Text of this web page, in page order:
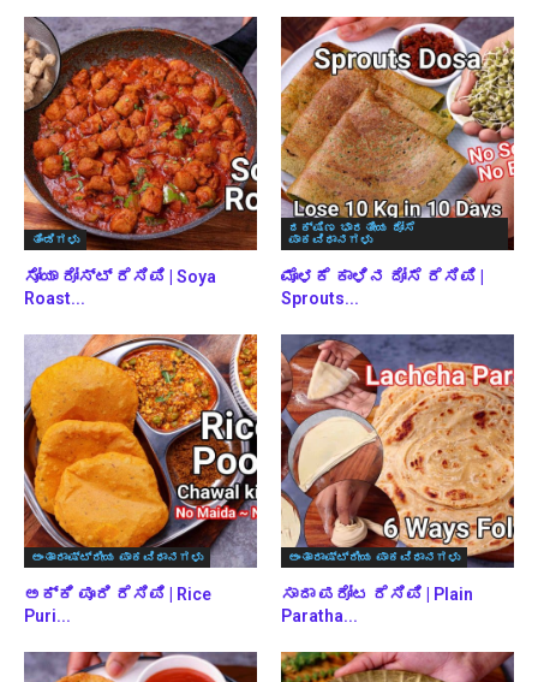
ತಿಂಡಿಗಳು
ಸೋಯಾ ರೋಸ್ಟ್ ರೆಸಿಪಿ | Soya
Roast...
ದಕ್ಷಿಣ ಭಾರತೀಯ ದೋಸೆ
ಪಾಕವಿಧಾನಗಳು
ಮೊಳಕೆ ಕಾಳಿನ ದೋಸೆ ರೆಸಿಪಿ |
Sprouts...
ಅಂತಾರಾಷ್ಟ್ರೀಯ ಪಾಕವಿಧಾನಗಳು
ಅಕ್ಕಿ ಪೂರಿ ರೆಸಿಪಿ | Rice
Puri...
ಅಂತಾರಾಷ್ಟ್ರೀಯ ಪಾಕವಿಧಾನಗಳು
ಸಾದಾ ಪರೋಟ ರೆಸಿಪಿ | Plain
Paratha...